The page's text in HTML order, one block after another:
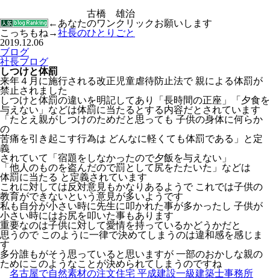
古橋 雄治
←あなたのワンクリックお願いします
こっちもね→社長のひとりごと
2019.12.06
ブログ
社長ブログ
しつけと体罰
来年４月に施行される改正児童虐待防止法で 親による体罰が
禁止されました
しつけと体罰の違いを明記してあり「長時間の正座」「夕食を
与えない」などは体罰に当たるとする内容だとされています
「たとえ親がしつけのためだと思っても 子供の身体に何らか
の
苦痛を引き起こす行為は どんなに軽くても体罰である」と定
義
されていて「宿題をしなかったので夕飯を与えない」
「他人のものを盗んだので罰として尻をたたいた」などは
体罰に当たる と定義されています
これに対しては反対意見もかなりあるようで これでは子供の
教育ができないという意見が多いようです
私も自分が小さい時に先生に叩かれた事が多かったし 子供が
小さい時にはお尻を叩いた事もあります
重要なのは子供に対して愛情を持っているかどうかだと
思うので このように一律で決めてしまうのは違和感を感じま
す
多分誰もがそう思っていると思いますが 一部のおかしな親の
ためにこのようなことが決められてしまうのですね
名古屋で自然素材の注文住宅 平成建設一級建築士事務所